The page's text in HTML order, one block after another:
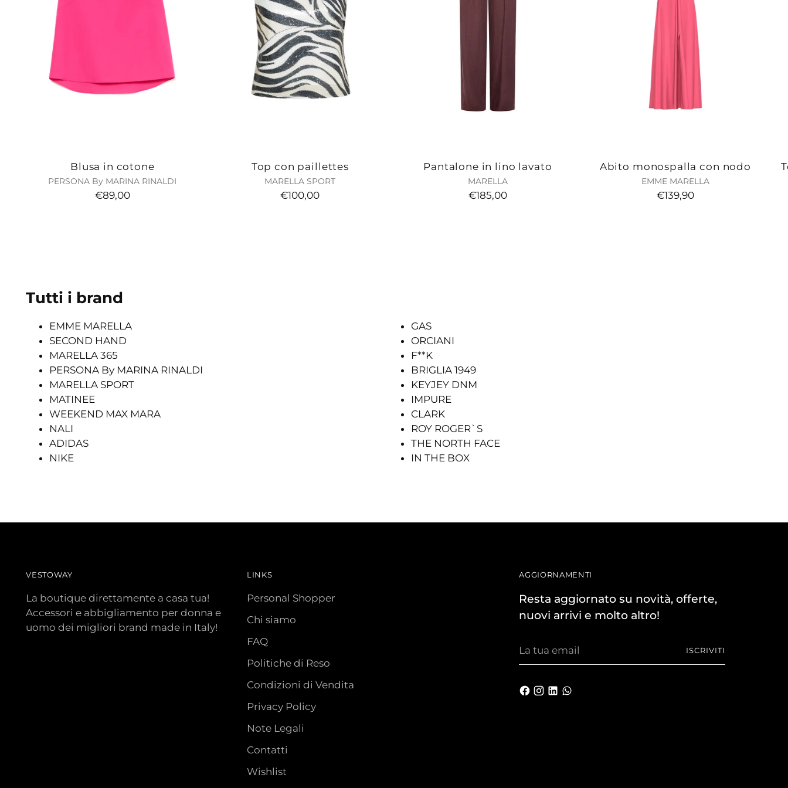
Blusa in cotone
PERSONA By MARINA RINALDI
€89,00
Top con paillettes
MARELLA SPORT
€100,00
Pantalone in lino lavato
MARELLA
€185,00
Abito monospalla con nodo
EMME MARELLA
€139,90
Tutti i brand
EMME MARELLA
SECOND HAND
MARELLA 365
PERSONA By MARINA RINALDI
MARELLA SPORT
MATINEE
WEEKEND MAX MARA
NALI
ADIDAS
NIKE
GAS
ORCIANI
F**K
BRIGLIA 1949
KEYJEY DNM
IMPURE
CLARK
ROY ROGER`S
THE NORTH FACE
IN THE BOX
VESTOWAY
La boutique direttamente a casa tua!
Accessori e abbigliamento per donna e
uomo dei migliori brand made in Italy!
LINKS
Personal Shopper
Chi siamo
FAQ
Politiche di Reso
Condizioni di Vendita
Privacy Policy
Note Legali
Contatti
Wishlist
AGGIORNAMENTI
Resta aggiornato su novità, offerte,
nuovi arrivi e molto altro!
tua
ISCRIVITI